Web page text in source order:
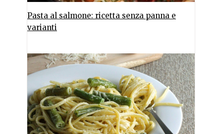
Pasta al salmone: ricetta senza panna e
varianti